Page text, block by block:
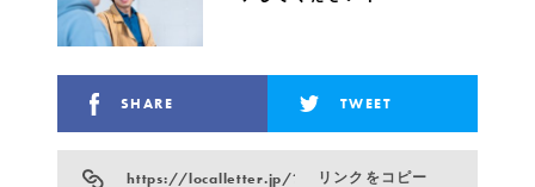
SHARE TWEET
https://localletter.jp/?p=19916リンクをコピー